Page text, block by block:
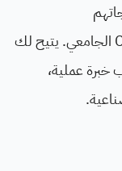
العلمية بالكامل في حرم Curtin Kalgoorlie الجامعي. يتيح لك
خبرة عملية،